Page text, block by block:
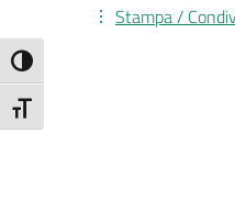
Attiva/disattiva alto contrasto
Attiva/disattiva dimensione testo
Stampa /